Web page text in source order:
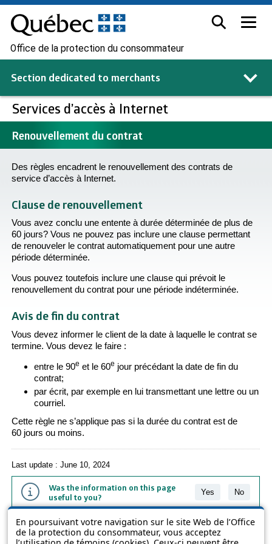
En poursuivant votre navigation sur le site Web de l’Office
de la protection du consommateur, vous acceptez
Office de la protection du consommateur
Section dedicated to merchants
Services d’accès à Internet
Renouvellement du contrat
Des règles encadrent le renouvellement des contrats de
service d’accès à Internet.
Clause de renouvellement
Vous avez conclu une entente à durée déterminée de plus de
60 jours? Vous ne pouvez pas inclure une clause permettant
de renouveler le contrat automatiquement pour une autre
période déterminée.
Vous pouvez toutefois inclure une clause qui prévoit le
renouvellement du contrat pour une période indéterminée.
Avis de fin du contrat
Vous devez informer le client de la date à laquelle le contrat se
termine. Vous devez le faire :
entre le 90e et le 60e jour précédant la date de fin du
contrat;
par écrit, par exemple en lui transmettant une lettre ou un
courriel.
Cette règle ne s’applique pas si la durée du contrat est de
60 jours ou moins.
Last update : June 10, 2024
Was the information on this page
useful to you?
Yes No
The information contained on this page is presented in simple terms to
make it easier to understand. It does not replace the texts of the laws
and regulations.